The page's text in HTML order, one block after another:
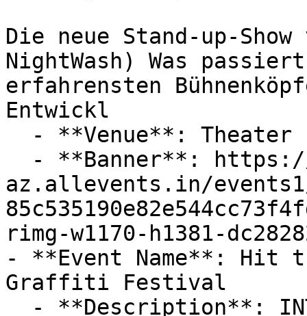
Die neue Stand-up-
NightWash) Was
erfahrensten
Entwickl
az.allevents.in/events1/
rimg-w1170-h1381-
- **Event Name**: Hit
Graffiti Festival